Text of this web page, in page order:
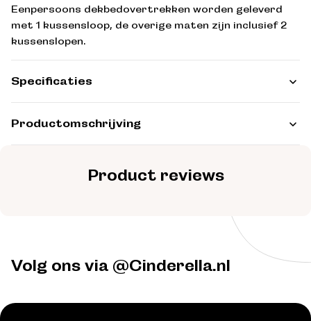
Eenpersoons dekbedovertrekken worden geleverd
met 1 kussensloop, de overige maten zijn inclusief 2
kussenslopen.
Specificaties
Productomschrijving
Product reviews
Volg ons via @Cinderella.nl